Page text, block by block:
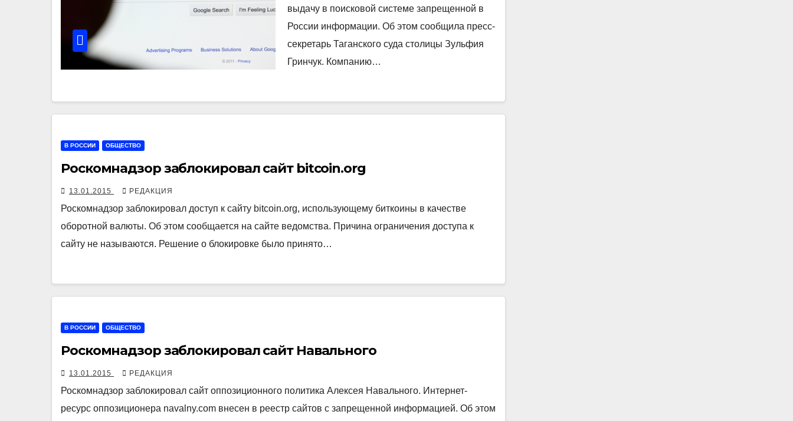
выдачу в поисковой системе запрещенной в
России информации. Об этом сообщила пресс-
секретарь Таганского суда столицы Зульфия
Гринчук. Компанию…
В РОССИИ ОБЩЕСТВО
Роскомнадзор заблокировал сайт bitcoin.org
13.01.2015 РЕДАКЦИЯ
Роскомнадзор заблокировал доступ к сайту bitcoin.org, использующему биткоины в качестве
оборотной валюты. Об этом сообщается на сайте ведомства. Причина ограничения доступа к
сайту не называются. Решение о блокировке было принято…
В РОССИИ ОБЩЕСТВО
Роскомнадзор заблокировал сайт Навального
13.01.2015 РЕДАКЦИЯ
Роскомнадзор заблокировал сайт оппозиционного политика Алексея Навального. Интернет-
ресурс оппозиционера navalny.com внесен в реестр сайтов с запрещенной информацией. Об этом